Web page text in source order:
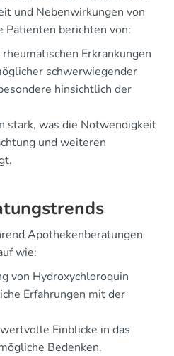
und Nebenwirkungen von
Patienten berichten von:
Erkrankungen
schwerwiegender
hinsichtlich der
stark, was die Notwendigkeit
und weiteren
Apothekenberatungen
wie:
von Hydroxychloroquin
Erfahrungen mit der
Einblicke in das
Bedenken.